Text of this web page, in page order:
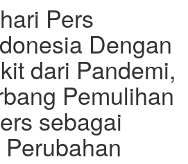
Pers
Dengan
dari Pandemi,
Pemulihan
sebagai